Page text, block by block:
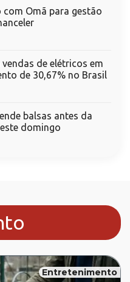
Omã para gestão
de elétricos em
de 30,67% no Brasil
balsas antes da
domingo
Entretenimento